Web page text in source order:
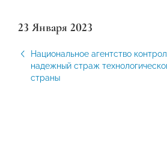
23 Января 2023
Национальное агентство
надежный страж
страны